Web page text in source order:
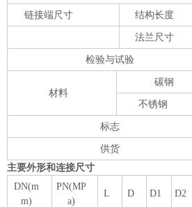
链接端尺寸 结构长度
法兰尺寸
检验与试验
材料
碳钢
不锈钢
标志
供货
主要外形和连接尺寸
DN(m
m)
PN(MP
a)
L D D1 D2